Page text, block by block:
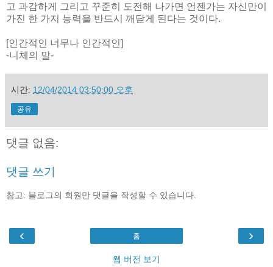
고 과감하게 그리고 꾸준히 도전해 나가면 언젠가는 자신만이
가진 한 가지 능력을 반드시 깨닫게 된다는 것이다.
[인간적인 너무나 인간적인]
-니체의 말-
시간: 12/04/2014 03:50:00 오후
공유
댓글 없음:
댓글 쓰기
참고: 블로그의 회원만 댓글을 작성할 수 있습니다.
‹ ›
홈
웹 버전 보기